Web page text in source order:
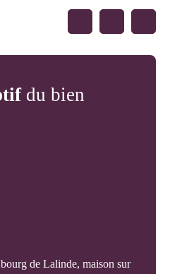
du bien
de Lalinde, maison sur